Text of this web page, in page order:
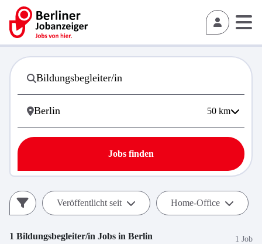
50 km
Jobs finden
Veröffentlicht seit Home-Office
1 Bildungsbegleiter/in Jobs in Berlin 1 Job